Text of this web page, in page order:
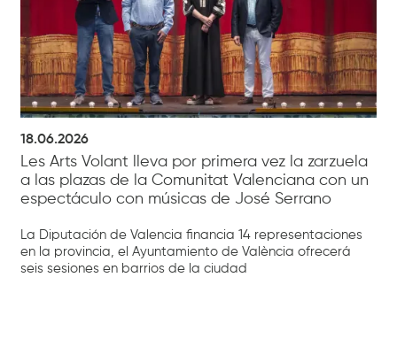
18.06.2026
Les Arts Volant lleva por primera vez la zarzuela
a las plazas de la Comunitat Valenciana con un
espectáculo con músicas de José Serrano
La Diputación de Valencia financia 14 representaciones
en la provincia, el Ayuntamiento de València ofrecerá
seis sesiones en barrios de la ciudad